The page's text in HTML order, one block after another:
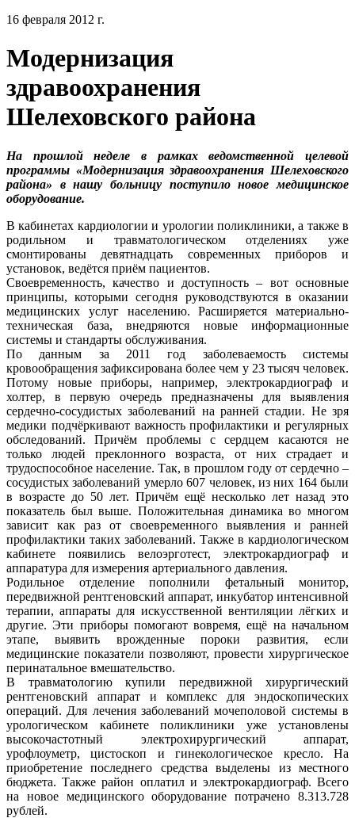
16 февраля 2012 г.
Модернизация
здравоохранения
Шелеховского района
На прошлой неделе в рамках ведомственной целевой
программы «Модернизация здравоохранения Шелеховского
района» в нашу больницу поступило новое медицинское
оборудование.
В кабинетах кардиологии и урологии поликлиники, а также в
родильном и травматологическом отделениях уже
смонтированы девятнадцать современных приборов и
установок, ведётся приём пациентов.
Своевременность, качество и доступность – вот основные
принципы, которыми сегодня руководствуются в оказании
медицинских услуг населению. Расширяется материально-
техническая база, внедряются новые информационные
системы и стандарты обслуживания.
По данным за 2011 год заболеваемость системы
кровообращения зафиксирована более чем у 23 тысяч человек.
Потому новые приборы, например, электрокардиограф и
холтер, в первую очередь предназначены для выявления
сердечно-сосудистых заболеваний на ранней стадии. Не зря
медики подчёркивают важность профилактики и регулярных
обследований. Причём проблемы с сердцем касаются не
только людей преклонного возраста, от них страдает и
трудоспособное население. Так, в прошлом году от сердечно –
сосудистых заболеваний умерло 607 человек, из них 164 были
в возрасте до 50 лет. Причём ещё несколько лет назад это
показатель был выше. Положительная динамика во многом
зависит как раз от своевременного выявления и ранней
профилактики таких заболеваний. Также в кардиологическом
кабинете появились велоэрготест, электрокардиограф и
аппаратура для измерения артериального давления.
Родильное отделение пополнили фетальный монитор,
передвижной рентгеновский аппарат, инкубатор интенсивной
терапии, аппараты для искусственной вентиляции лёгких и
другие. Эти приборы помогают вовремя, ещё на начальном
этапе, выявить врожденные пороки развития, если
медицинские показатели позволяют, провести хирургическое
перинатальное вмешательство.
В травматологию купили передвижной хирургический
рентгеновский аппарат и комплекс для эндоскопических
операций. Для лечения заболеваний мочеполовой системы в
урологическом кабинете поликлиники уже установлены
высокочастотный электрохирургический аппарат,
урофлоуметр, цистоскоп и гинекологическое кресло. На
приобретение последнего средства выделены из местного
бюджета. Также район оплатил и электрокардиограф. Всего
на новое медицинского оборудование потрачено 8.313.728
рублей.